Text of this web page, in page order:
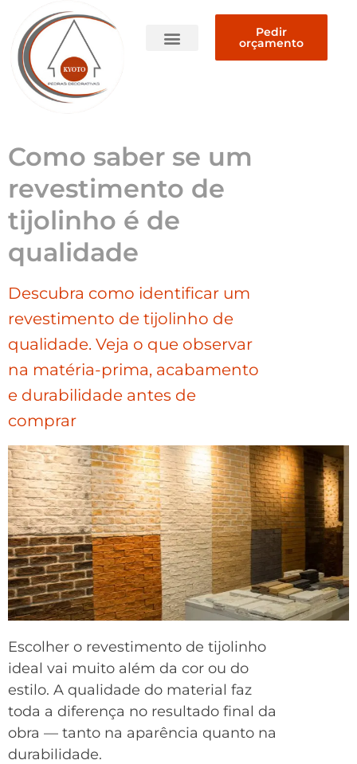
Pedir
orçamento
Como saber se um
revestimento de
tijolinho é de
qualidade
Descubra como identificar um
revestimento de tijolinho de
qualidade. Veja o que observar
na matéria-prima, acabamento
e durabilidade antes de
comprar
Escolher o revestimento de tijolinho
ideal vai muito além da cor ou do
estilo. A qualidade do material faz
toda a diferença no resultado final da
obra — tanto na aparência quanto na
durabilidade.